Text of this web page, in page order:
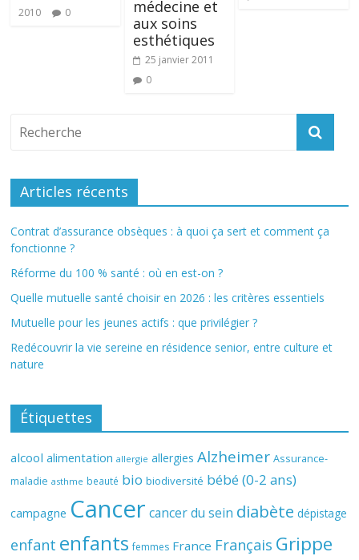
2010 0
médecine et
aux soins
esthétiques
25 janvier 2011
0
Articles récents
Contrat d’assurance obsèques : à quoi ça sert et comment ça
fonctionne ?
Réforme du 100 % santé : où en est-on ?
Quelle mutuelle santé choisir en 2026 : les critères essentiels
Mutuelle pour les jeunes actifs : que privilégier ?
Redécouvrir la vie sereine en résidence senior, entre culture et
nature
Étiquettes
alcool alimentation allergie allergies Alzheimer Assurance-
maladie asthme beauté bio biodiversité bébé (0-2 ans)
campagne Cancer cancer du sein diabète dépistage
enfant enfants femmes France Français Grippe